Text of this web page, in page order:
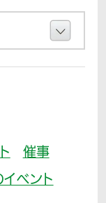
催事
ベント